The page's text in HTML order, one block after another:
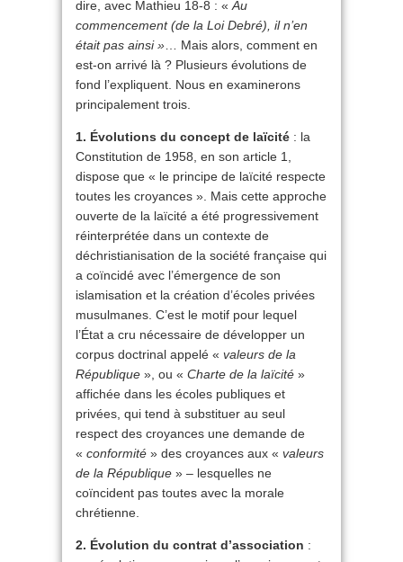
dire, avec Mathieu 18-8 : « Au
commencement (de la Loi Debré), il n’en
était pas ainsi » … Mais alors, comment en
est-on arrivé là ? Plusieurs évolutions de
fond l’expliquent. Nous en examinerons
principalement trois.
1. Évolutions du concept de laïcité : la
Constitution de 1958, en son article 1,
dispose que « le principe de laïcité respecte
toutes les croyances ». Mais cette approche
ouverte de la laïcité a été progressivement
réinterprétée dans un contexte de
déchristianisation de la société française qui
a coïncidé avec l’émergence de son
islamisation et la création d’écoles privées
musulmanes. C’est le motif pour lequel
l’État a cru nécessaire de développer un
corpus doctrinal appelé « valeurs de la
République », ou « Charte de la laïcité »
affichée dans les écoles publiques et
privées, qui tend à substituer au seul
respect des croyances une demande de
« conformité » des croyances aux « valeurs
de la République » – lesquelles ne
coïncident pas toutes avec la morale
chrétienne.
2. Évolution du contrat d’association :